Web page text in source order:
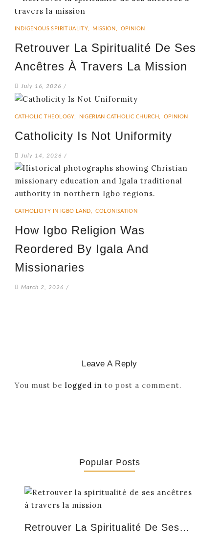
INDIGENOUS SPIRITUALITY, MISSION OPINION
Retrouver La Spiritualité De Ses
Ancêtres À Travers La Mission
July 16, 2026 /
CATHOLIC THEOLOGY, NIGERIAN CATHOLIC CHURCH, OPINION
Catholicity Is Not Uniformity
July 14, 2026 /
CATHOLICITY IN IGBO LAND, COLONISATION
How Igbo Religion Was
Reordered By Igala And
Missionaries
March 2, 2026 /
Leave A Reply
You must be logged in to post a comment.
Popular Posts
Retrouver La Spiritualité De Ses…